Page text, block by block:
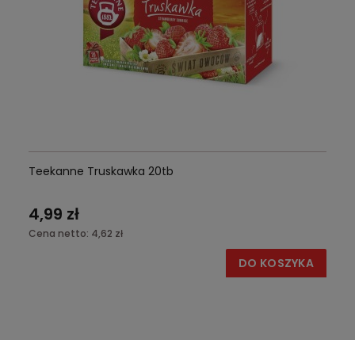
Teekanne Truskawka 20tb
4,99 zł
Cena netto: 4,62 zł
DO KOSZYKA